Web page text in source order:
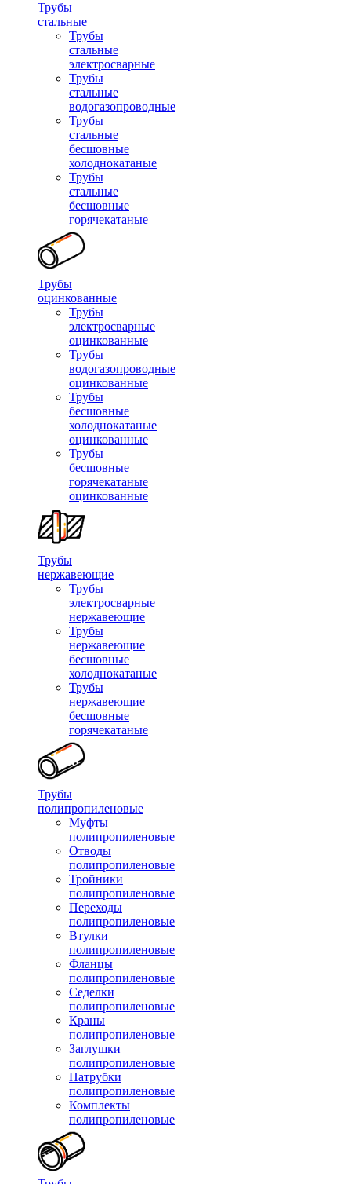
Трубы
стальные
Трубы
стальные
электросварные
Трубы
стальные
водогазопроводные
Трубы
стальные
бесшовные
холоднокатаные
Трубы
стальные
бесшовные
горячекатаные
Трубы
оцинкованные
Трубы
электросварные
оцинкованные
Трубы
водогазопроводные
оцинкованные
Трубы
бесшовные
холоднокатаные
оцинкованные
Трубы
бесшовные
горячекатаные
оцинкованные
Трубы
нержавеющие
Трубы
электросварные
нержавеющие
Трубы
нержавеющие
бесшовные
холоднокатаные
Трубы
нержавеющие
бесшовные
горячекатаные
Трубы
полипропиленовые
Муфты
полипропиленовые
Отводы
полипропиленовые
Тройники
полипропиленовые
Переходы
полипропиленовые
Втулки
полипропиленовые
Фланцы
полипропиленовые
Седелки
полипропиленовые
Краны
полипропиленовые
Заглушки
полипропиленовые
Патрубки
полипропиленовые
Комплекты
полипропиленовые